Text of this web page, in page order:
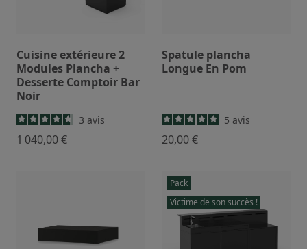
Cuisine extérieure 2
Modules Plancha +
Desserte Comptoir Bar
Noir
3 avis
1 040,00 €
Spatule plancha
Longue En Pom
5 avis
20,00 €
Pack
Victime de son succès !